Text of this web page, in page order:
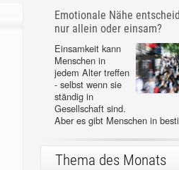
Emotionale Nähe
nur allein oder einsam?
Einsamkeit kann
Menschen in
jedem Alter treffen
- selbst wenn sie
ständig in
Gesellschaft sind.
Aber es gibt Menschen in
Thema des Monats